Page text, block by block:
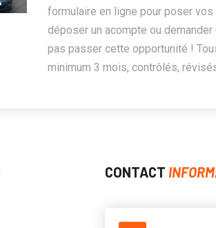
formulaire en ligne pour poser
déposer un acompte ou
pas passer cette opportunité !
minimum 3 mois, contrôlés,
CONTACT